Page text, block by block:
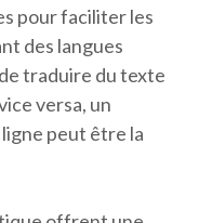
pour faciliter les
des langues
traduire du texte
versa, un
peut être la